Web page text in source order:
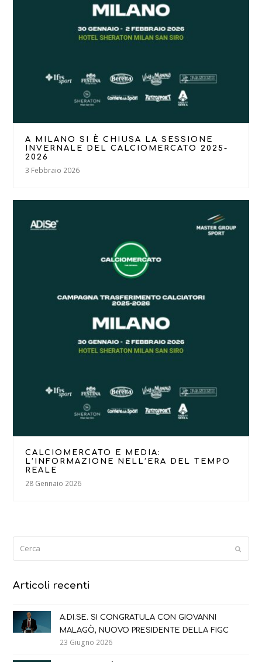
A MILANO SI È CHIUSA LA SESSIONE
INVERNALE DEL CALCIOMERCATO 2025-
2026
3 Febbraio 2026
CALCIOMERCATO E MEDIA:
L’INFORMAZIONE NELL’ERA DEL TEMPO
REALE
28 Gennaio 2026
Submit
Articoli recenti
A.DI.SE. SI CONGRATULA CON GIOVANNI
MALAGÒ, NUOVO PRESIDENTE DELLA FIGC
23 Giugno 2026